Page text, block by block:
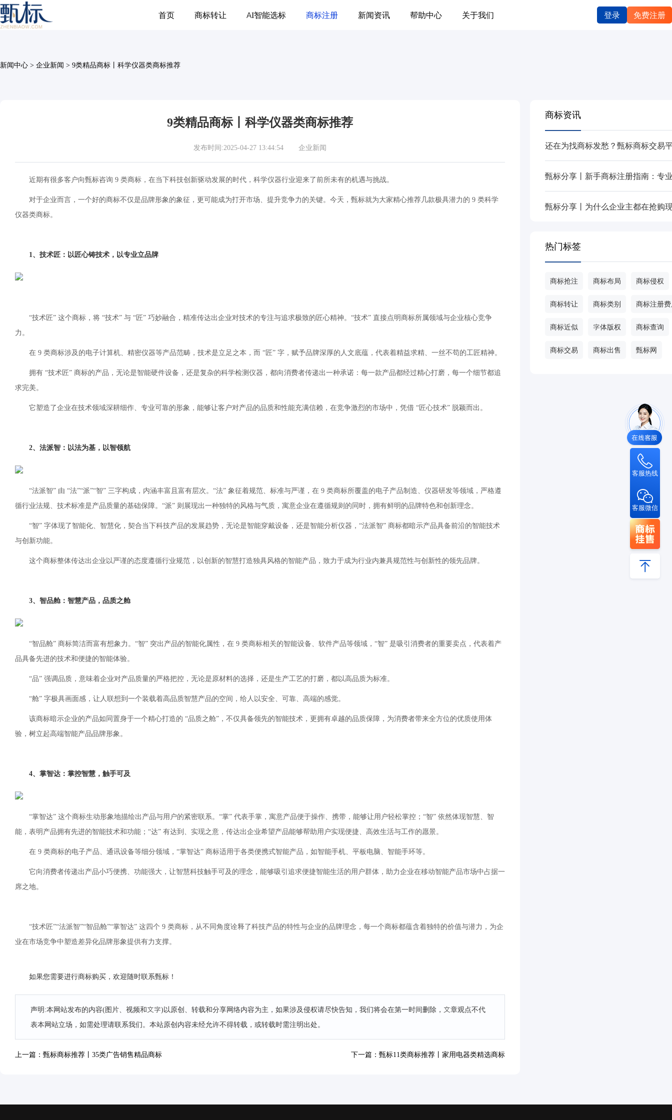
首页 商标转让 AI智能选标 商标注册 新闻资讯 帮助中心 关于我们 登录 免费注册
新闻中心 > 企业新闻 > 9类精品商标丨科学仪器类商标推荐
9类精品商标丨科学仪器类商标推荐
发布时间:2025-04-27 13:44:54 企业新闻
近期有很多客户向甄标咨询 9 类商标，在当下科技创新驱动发展的时代，科学仪器行业迎来了前所未有的机遇与挑战。
对于企业而言，一个好的商标不仅是品牌形象的象征，更可能成为打开市场、提升竞争力的关键。今天，甄标就为大家精心推荐几款极具潜力的 9 类科学
仪器类商标。
1、技术匠：以匠心铸技术，以专业立品牌
“技术匠” 这个商标，将 “技术” 与 “匠” 巧妙融合，精准传达出企业对技术的专注与追求极致的匠心精神。“技术” 直接点明商标所属领域与企业核心竞争
力。
在 9 类商标涉及的电子计算机、精密仪器等产品范畴，技术是立足之本，而 “匠” 字，赋予品牌深厚的人文底蕴，代表着精益求精、一丝不苟的工匠精神。
拥有 “技术匠” 商标的产品，无论是智能硬件设备，还是复杂的科学检测仪器，都向消费者传递出一种承诺：每一款产品都经过精心打磨，每一个细节都追
求完美。
它塑造了企业在技术领域深耕细作、专业可靠的形象，能够让客户对产品的品质和性能充满信赖，在竞争激烈的市场中，凭借 “匠心技术” 脱颖而出。
2、法派智：以法为基，以智领航
“法派智” 由 “法”“派”“智” 三字构成，内涵丰富且富有层次。“法” 象征着规范、标准与严谨，在 9 类商标所覆盖的电子产品制造、仪器研发等领域，严格遵
循行业法规、技术标准是产品质量的基础保障。“派” 则展现出一种独特的风格与气质，寓意企业在遵循规则的同时，拥有鲜明的品牌特色和创新理念。
“智” 字体现了智能化、智慧化，契合当下科技产品的发展趋势，无论是智能穿戴设备，还是智能分析仪器，“法派智” 商标都暗示产品具备前沿的智能技术
与创新功能。
这个商标整体传达出企业以严谨的态度遵循行业规范，以创新的智慧打造独具风格的智能产品，致力于成为行业内兼具规范性与创新性的领先品牌。
3、智品舱：智慧产品，品质之舱
“智品舱” 商标简洁而富有想象力。“智” 突出产品的智能化属性，在 9 类商标相关的智能设备、软件产品等领域，“智” 是吸引消费者的重要卖点，代表着产
品具备先进的技术和便捷的智能体验。
“品” 强调品质，意味着企业对产品质量的严格把控，无论是原材料的选择，还是生产工艺的打磨，都以高品质为标准。
“舱” 字极具画面感，让人联想到一个装载着高品质智慧产品的空间，给人以安全、可靠、高端的感觉。
该商标暗示企业的产品如同置身于一个精心打造的 “品质之舱”，不仅具备领先的智能技术，更拥有卓越的品质保障，为消费者带来全方位的优质使用体
验，树立起高端智能产品品牌形象。
4、掌智达：掌控智慧，触手可及
“掌智达” 这个商标生动形象地描绘出产品与用户的紧密联系。“掌” 代表手掌，寓意产品便于操作、携带，能够让用户轻松掌控；“智” 依然体现智慧、智
能，表明产品拥有先进的智能技术和功能；“达” 有达到、实现之意，传达出企业希望产品能够帮助用户实现便捷、高效生活与工作的愿景。
在 9 类商标的电子产品、通讯设备等细分领域，“掌智达” 商标适用于各类便携式智能产品，如智能手机、平板电脑、智能手环等。
它向消费者传递出产品小巧便携、功能强大，让智慧科技触手可及的理念，能够吸引追求便捷智能生活的用户群体，助力企业在移动智能产品市场中占据一
席之地。
“技术匠”“法派智”“智品舱”“掌智达” 这四个 9 类商标，从不同角度诠释了科技产品的特性与企业的品牌理念，每一个商标都蕴含着独特的价值与潜力，为企
业在市场竞争中塑造差异化品牌形象提供有力支撑。
如果您需要进行商标购买，欢迎随时联系甄标！
声明:本网站发布的内容(图片、视频和文字)以原创、转载和分享网络内容为主，如果涉及侵权请尽快告知，我们将会在第一时间删除，文章观点不代
表本网站立场，如需处理请联系我们。本站原创内容未经允许不得转载，或转载时需注明出处。
上一篇：甄标商标推荐丨35类广告销售精品商标 下一篇：甄标11类商标推荐丨家用电器类精选商标
商标资讯
热门标签
商标抢注 商标布局 商标侵权
商标转让 商标类别 商标注册
商标近似 字体版权 商标查询
商标交易 商标出售 甄标网
客服热线
客服微信